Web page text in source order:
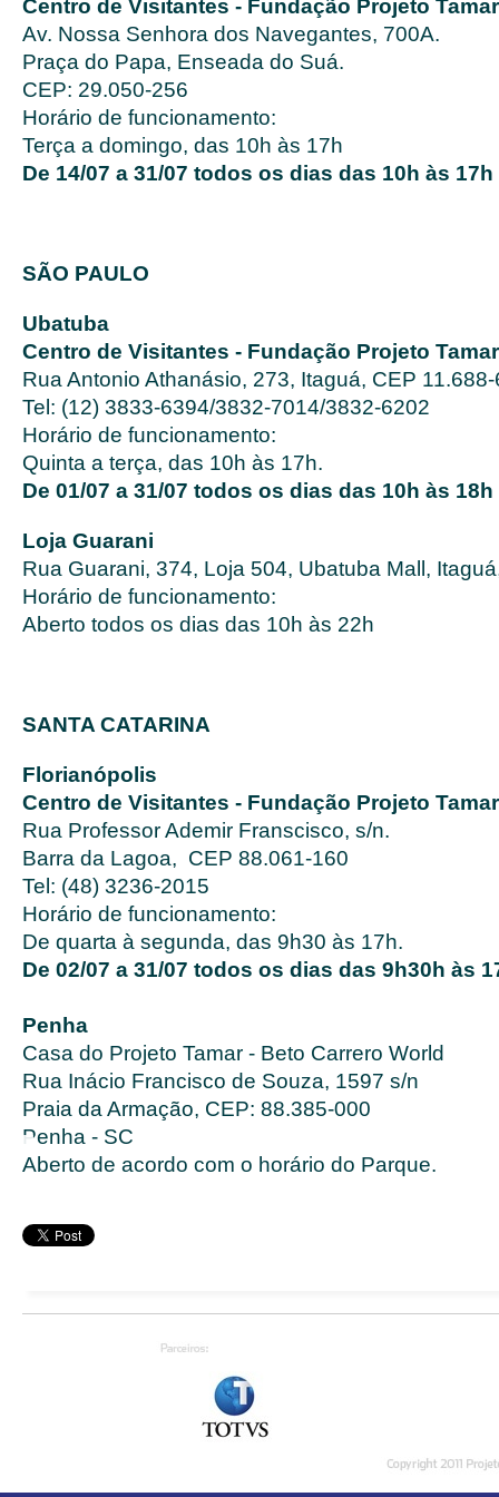
Centro de Visitantes - Fundação Projeto Tamar
Av. Nossa Senhora dos Navegantes, 700A.
Praça do Papa, Enseada do Suá.
CEP: 29.050-256
Horário de funcionamento:
Terça a domingo, das 10h às 17h
De 14/07 a 31/07 todos os dias das 10h às 17h
SÃO PAULO
Ubatuba
Centro de Visitantes - Fundação Projeto Tamar
Rua Antonio Athanásio, 273, Itaguá, CEP
Tel: (12) 3833-6394/3832-7014/3832-6202
Horário de funcionamento:
Quinta a terça, das 10h às 17h.
De 01/07 a 31/07 todos os dias das 10h às 18h
Loja Guarani
Rua Guarani, 374, Loja 504, Ubatuba Mall,
Horário de funcionamento:
Aberto todos os dias das 10h às 22h
SANTA CATARINA
Florianópolis
Centro de Visitantes - Fundação Projeto Tamar
Rua Professor Ademir Franscisco, s/n.
Barra da Lagoa, CEP 88.061-160
Tel: (48) 3236-2015
Horário de funcionamento:
De quarta à segunda, das 9h30 às 17h.
De 02/07 a 31/07 todos os dias das 9h30h às
Penha
Casa do Projeto Tamar - Beto Carrero World
Rua Inácio Francisco de Souza, 1597 s/n
Praia da Armação, CEP: 88.385-000
Penha - SC
Aberto de acordo com o horário do Parque.